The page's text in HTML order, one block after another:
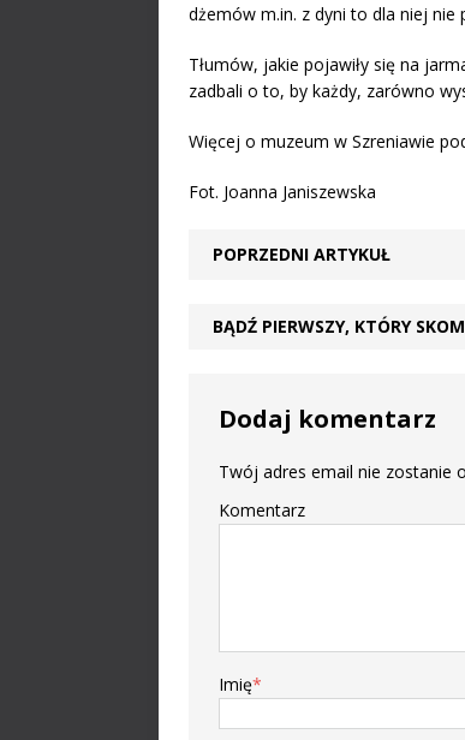
dżemów m.in. z dyni to dla niej nie
Tłumów, jakie pojawiły się na
zadbali o to, by każdy, zarówno
Więcej o muzeum w Szreniawie
Fot. Joanna Janiszewska
POPRZEDNI ARTYKUŁ
BĄDŹ PIERWSZY, KTÓRY
Dodaj komentarz
Twój adres email nie zostanie
Komentarz
Imię*